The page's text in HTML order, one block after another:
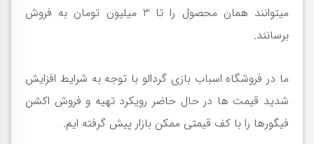
میتوانند همان محصول را تا 3 میلیون تومان به فروش
برسانند.
ما در فروشگاه اسباب بازی گردالو با توجه به شرایط افزایش
شدید قیمت ها در حال حاضر رویکرد تهیه و فروش اکشن
فیگورها را با کف قیمتی ممکن بازار پیش گرفته ایم.